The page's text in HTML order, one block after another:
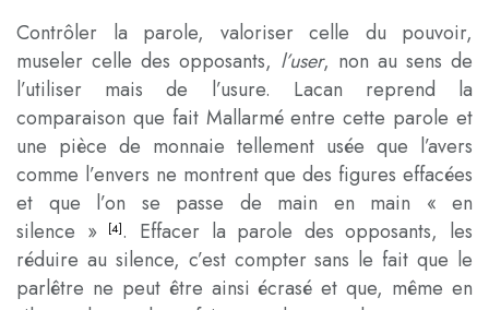
Contrôler la parole, valoriser celle du pouvoir,
museler celle des opposants, l’user, non au sens de
l’utiliser mais de l’usure. Lacan reprend la
comparaison que fait Mallarmé entre cette parole et
une pièce de monnaie tellement usée que l’avers
comme l’envers ne montrent que des figures effacées
et que l’on se passe de main en main « en
silence »
[4]. Effacer la parole des opposants, les
réduire au silence, c’est compter sans le fait que le
parlêtre ne peut être ainsi écrasé et que, même en